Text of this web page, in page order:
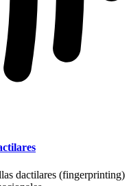
dactilares (fingerprinting)